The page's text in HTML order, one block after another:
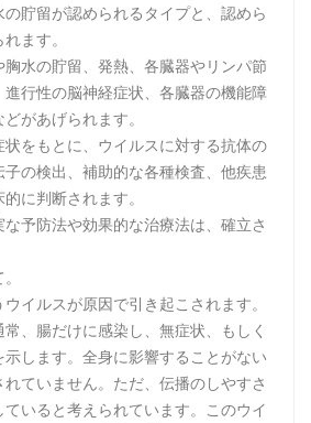
貯留が認められるタイプと、認めら
ます。
水の貯留、発熱、各臓器やリンパ節
行性の脳神経症状、各臓器の機能障
があげられます。
をもとに、ウイルスに対する抗体の
の検出、補助的な各種検査、他疾患
に判断されます。
予防法や効果的な治療法は、確立さ
イルスが原因で引き起こされます。
、腸だけに感染し、無症状、もしく
します。全身に影響することがない
ていません。ただ、伝播のしやすさ
いると考えられています。このウイ